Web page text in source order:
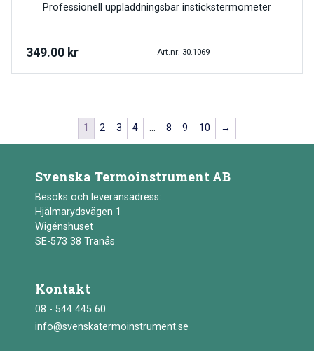
Professionell uppladdningsbar instickstermometer
349.00 kr Art.nr: 30.1069
1 2 3 4 … 8 9 10 →
Svenska Termoinstrument AB
Besöks och leveransadress:
Hjälmarydsvägen 1
Wigénshuset
SE-573 38 Tranås
Kontakt
08 - 544 445 60
info@svenskatermoinstrument.se